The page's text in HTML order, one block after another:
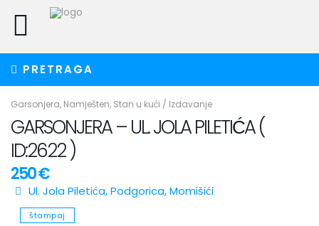
PRETRAGA
Garsonjera, Namješten, Stan u kući / Izdavanje
GARSONJERA – UL. JOLA PILETIĆA (
ID:2622 )
250 €
Ul. Jola Piletića,Podgorica,Momišići
štampaj